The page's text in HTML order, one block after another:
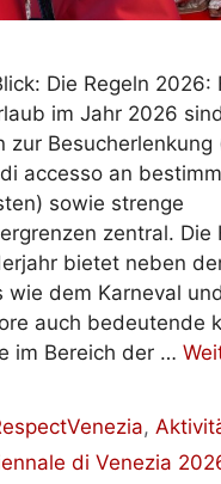
Die Regeln 2026:
im Jahr 2026
zur
accesso an
sowie strenge
zentral. Die
bietet neben
wie dem Karneval
auch bedeutende
im Bereich der …
,
di Venezia